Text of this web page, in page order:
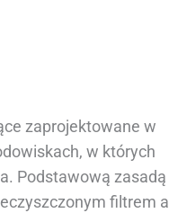
zaprojektowane w
w których
Podstawową zasadą
filtrem a